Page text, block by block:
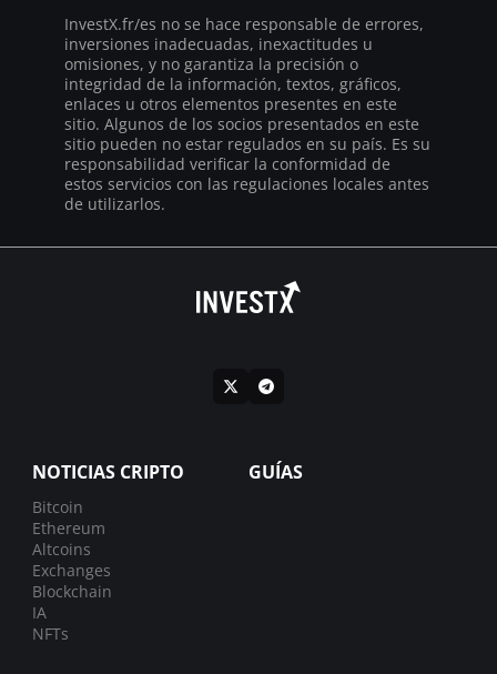
InvestX.fr/es no se hace responsable de errores,
inversiones inadecuadas, inexactitudes u
omisiones, y no garantiza la precisión o
integridad de la información, textos, gráficos,
enlaces u otros elementos presentes en este
sitio. Algunos de los socios presentados en este
sitio pueden no estar regulados en su país. Es su
responsabilidad verificar la conformidad de
estos servicios con las regulaciones locales antes
de utilizarlos.
NOTICIAS CRIPTO
Bitcoin
Ethereum
Altcoins
Exchanges
Blockchain
IA
NFTs
GUÍAS